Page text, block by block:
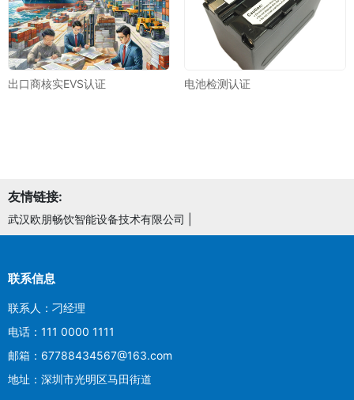
出口商核实EVS认证 电池检测认证
友情链接:
武汉欧朋畅饮智能设备技术有限公司
联系信息
联系人：刁经理
电话：111 0000 1111
邮箱：67788434567@163.com
地址：深圳市光明区马田街道